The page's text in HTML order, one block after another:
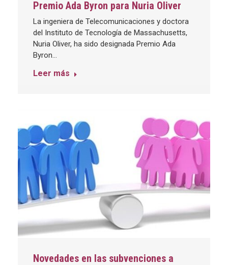
Premio Ada Byron para Nuria Oliver
La ingeniera de Telecomunicaciones y doctora
del Instituto de Tecnología de Massachusetts,
Nuria Oliver, ha sido designada Premio Ada
Byron…
Leer más
Novedades en las subvenciones a